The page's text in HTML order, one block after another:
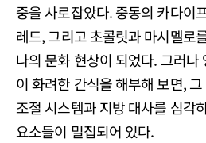
중을 사로잡았다. 중동의 카다이
레드, 그리고 초콜릿과 마시멜로
나의 문화 현상이 되었다. 그러나
이 화려한 간식을 해부해 보면,
조절 시스템과 지방 대사를 심각
요소들이 밀집되어 있다.